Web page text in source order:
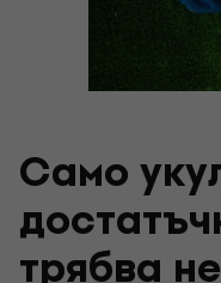
Само
трябва